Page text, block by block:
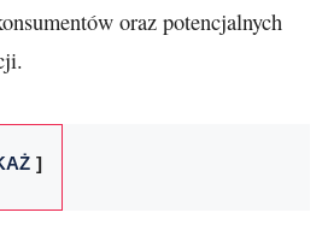
oraz potencjalnych